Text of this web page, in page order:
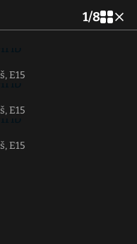
1/8
E15
E15
E15